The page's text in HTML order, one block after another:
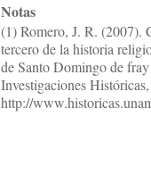
Notas
(1) Romero, J. R. (2007).
tercero de la historia
de Santo Domingo de
Investigaciones
http://